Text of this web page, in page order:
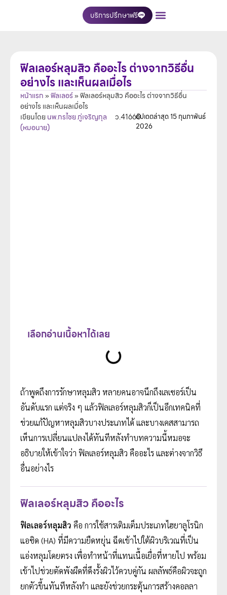
บริการปรึกษาฟรี
ฟิลเลอร์หลุมสิว คืออะไร ต่างจากวิธีอื่น
อย่างไร และเห็นผลเมื่อไร
หน้าแรก»ฟิลเลอร์»ฟิลเลอร์หลุมสิว คืออะไร ต่างจากวิธีอื่น
อย่างไร และเห็นผลเมื่อไร
เขียนโดย นพ.กรไชย ภู่เจริญกุล
(หมอนาย)
ว.41660อัปเดตล่าสุด15 กุมภาพันธ์
2026
เลือกอ่านเนื้อหาได้เลย
ถ้าพูดถึงการรักษาหลุมสิว หลายคนอาจนึกถึงเลเซอร์เป็น
อันดับแรก แต่จริง ๆ แล้วฟิลเลอร์หลุมสิวก็เป็นอีกเทคนิคที่
ช่วยแก้ปัญหาหลุมสิวบางประเภทได้ และบางเคสสามารถ
เห็นการเปลี่ยนแปลงได้ทันทีหลังทำบทความนี้หมอจะ
อธิบายให้เข้าใจว่า ฟิลเลอร์หลุมสิว คืออะไร และต่างจากวิธี
อื่นอย่างไร
ฟิลเลอร์หลุมสิว คืออะไร
ฟิลเลอร์หลุมสิว คือ การใช้สารเติมเต็มประเภทไฮยาลูโรนิก
แอซิด (HA) ที่มีความยืดหยุ่น ฉีดเข้าไปใต้ผิวบริเวณที่เป็น
แอ่งหลุมโดยตรง เพื่อทำหน้าที่แทนเนื้อเยื่อที่หายไป พร้อม
เข้าไปช่วยตัดพังผืดที่ดึงรั้งผิวไว้ควบคู่กัน ผลลัพธ์คือผิวจะถูก
ยกตัวขึ้นทันทีหลังทำ และยังช่วยกระตุ้นการสร้างคอลลา